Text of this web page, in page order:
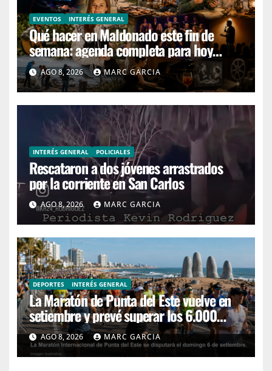
EVENTOS INTERÉS GENERAL
Qué hacer en Maldonado este fin de
semana: agenda completa para hoy
sábado y mañana domingo
AGO 8, 2026 MARC GARCIA
INTERÉS GENERAL POLICIALES
Rescataron a dos jóvenes arrastrados
por la corriente en San Carlos
AGO 8, 2026 MARC GARCIA
DEPORTES INTERÉS GENERAL
La Maratón de Punta del Este vuelve en
setiembre y prevé superar los 6.000
corredores
AGO 8, 2026 MARC GARCIA